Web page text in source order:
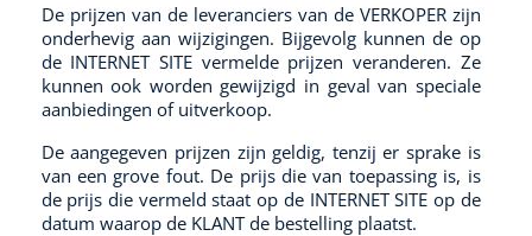
De prijzen van de leveranciers van de VERKOPER zijn
onderhevig aan wijzigingen. Bijgevolg kunnen de op
de INTERNET SITE vermelde prijzen veranderen. Ze
kunnen ook worden gewijzigd in geval van speciale
aanbiedingen of uitverkoop.
De aangegeven prijzen zijn geldig, tenzij er sprake is
van een grove fout. De prijs die van toepassing is, is
de prijs die vermeld staat op de INTERNET SITE op de
datum waarop de KLANT de bestelling plaatst.